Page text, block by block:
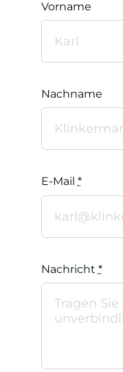
Vorname
Nachname
E-Mail *
Nachricht *